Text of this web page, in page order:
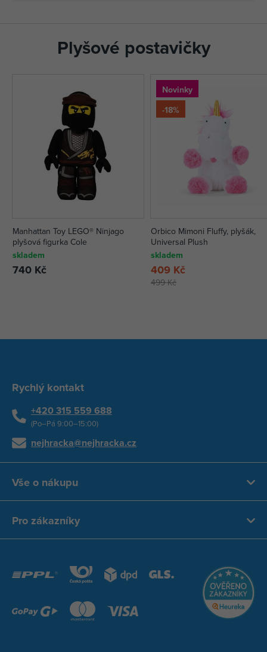
Plyšové postavičky
Manhattan Toy LEGO® Ninjago
plyšová figurka Cole
skladem
740 Kč
Novinky
-18%
Orbico Mimoni Fluffy, plyšák,
Universal Plush
skladem
499 Kč
409 Kč
Rychlý kontakt
+420 315 559 688
(Po–Pá 9:00–15:00)
nejhracka@nejhracka.cz
Vše o nákupu
Pro zákazníky